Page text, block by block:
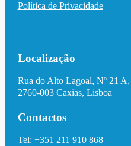
Política de Privacidade
Localização
Rua do Alto Lagoal, Nº 21 A,
2760-003 Caxias, Lisboa
Contactos
Tel: +351 211 910 868